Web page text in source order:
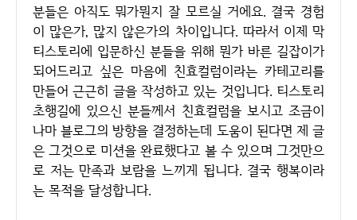
분들은 아직도 뭐가뭔지 잘 모르실 거에요. 결국 경험
이 많은가, 많지 않은가의 차이입니다. 따라서 이제 막
티스토리에 입문하신 분들을 위해 뭔가 바른 길잡이가
되어드리고 싶은 마음에 친효컬럼이라는 카테고리를
만들어 근근히 글을 작성하고 있는 것입니다. 티스토리
초행길에 있으신 분들께서 친효컬럼을 보시고 조금이
나마 블로그의 방향을 결정하는데 도움이 된다면 제 글
은 그것으로 미션을 완료했다고 볼 수 있으며 그것만으
로 저는 만족과 보람을 느끼게 됩니다. 결국 행복이라
는 목적을 달성합니다.